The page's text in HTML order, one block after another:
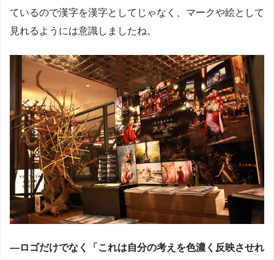
ているので漢字を漢字としてじゃなく、マークや絵として
見れるようには意識しましたね。
―ロゴだけでなく「これは自分の考えを色濃く反映させれ